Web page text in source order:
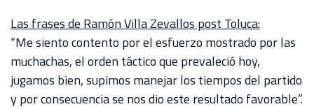
TOUR
ESTADIO
AKRON
Las frases de Ramón Villa Zevallos post Toluca:
“Me siento contento por el esfuerzo mostrado por las
muchachas, el orden táctico que prevaleció hoy,
jugamos bien, supimos manejar los tiempos del partido
y por consecuencia se nos dio este resultado favorable”.